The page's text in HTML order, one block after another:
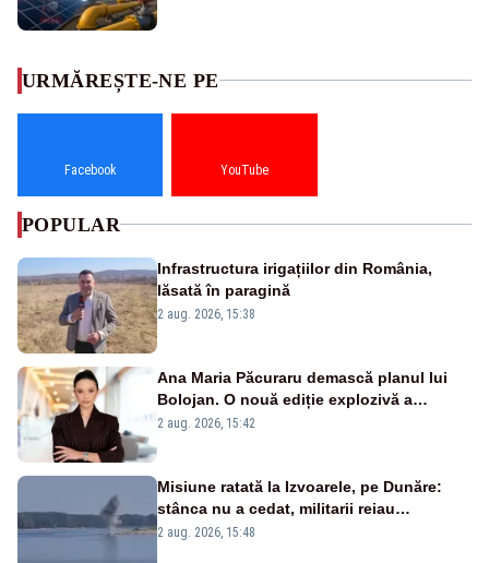
URMĂREȘTE-NE PE
Facebook YouTube
POPULAR
Infrastructura irigațiilor din România,
lăsată în paragină
2 aug. 2026, 15:38
Ana Maria Păcuraru demască planul lui
Bolojan. O nouă ediție explozivă a
emisiunii „Miza Zilei” la Realitatea PLUS
2 aug. 2026, 15:42
Misiune ratată la Izvoarele, pe Dunăre:
stânca nu a cedat, militarii reiau
detonările luni – VIDEO
2 aug. 2026, 15:48